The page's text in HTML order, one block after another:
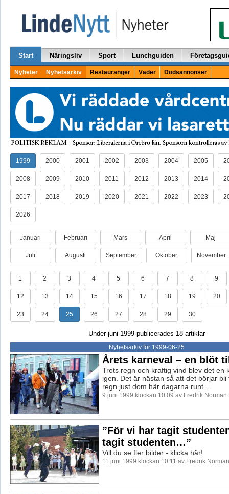
Start Näringsliv Sport Lunchguiden
Nyheter Nyhetsarkiv Restauranger Väder Dödsannonser
1999 2000 2001 2002 2003 2004 2005
2008 2009 2010 2011 2012 2013 2014
2017 2018 2019 2020 2021 2022 2023
2026
Januari Februari Mars April Maj
Juli Augusti September Oktober November
1 2 3 4 5 6 7 8 9
12 13 14 15 16 17 18 19 20
23 24 25 26 27 28 29 30
Under juni 1999 publicerades 18 artiklar
Nyhetsarkiv för 1999-06-25
Årets karneval – en blöt
Trots regn och kraftig vind blev det en
igen. Det är nästan så att det börjar bli
regn just dom här dagarna runt ...
9 juni 1999 klockan 10:09 av Fredrik Norman
”För vi har tagit
tagit studenten…”
Vill du se fler bilder - klicka här!
11 juni 1999 klockan 10:11 av Fredrik Norman